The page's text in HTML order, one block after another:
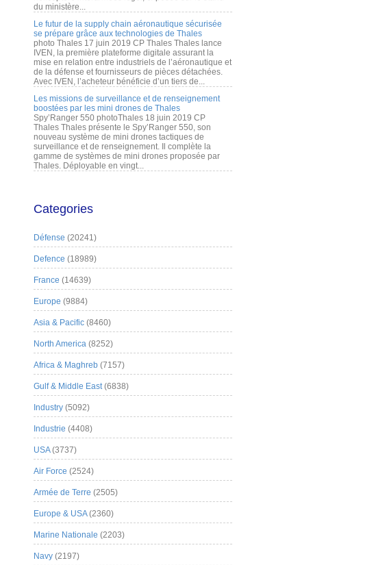
du ministère...
Le futur de la supply chain aéronautique sécurisée
se prépare grâce aux technologies de Thales
photo Thales 17 juin 2019 CP Thales Thales lance
IVEN, la première plateforme digitale assurant la
mise en relation entre industriels de l’aéronautique et
de la défense et fournisseurs de pièces détachées.
Avec IVEN, l’acheteur bénéficie d’un tiers de...
Les missions de surveillance et de renseignement
boostées par les mini drones de Thales
Spy’Ranger 550 photoThales 18 juin 2019 CP
Thales Thales présente le Spy’Ranger 550, son
nouveau système de mini drones tactiques de
surveillance et de renseignement. Il complète la
gamme de systèmes de mini drones proposée par
Thales. Déployable en vingt...
Categories
Défense (20241)
Defence (18989)
France (14639)
Europe (9884)
Asia & Pacific (8460)
North America (8252)
Africa & Maghreb (7157)
Gulf & Middle East(6838)
Industry (5092)
Industrie (4408)
USA(3737)
Air Force (2524)
Armée de Terre (2505)
Europe & USA(2360)
Marine Nationale (2203)
Navy (2197)